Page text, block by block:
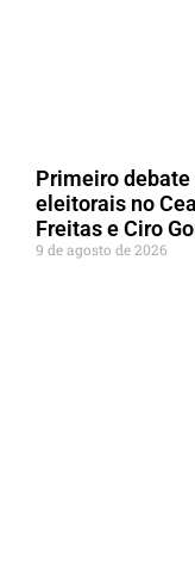
Primeiro
eleitorais no
Freitas e Ciro
9 de agosto de 2026